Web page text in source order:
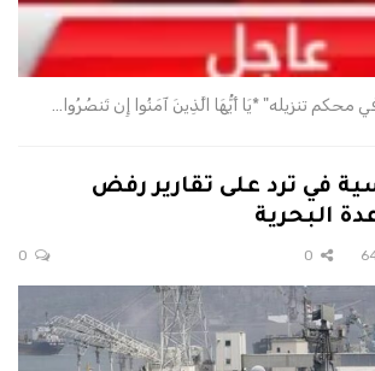
محكم تنزيله" *يَا أَيُّهَا الَّذِينَ آمَنُوا إِن تَنصُرُوا…
في ترد على تقارير رفض
البحرية